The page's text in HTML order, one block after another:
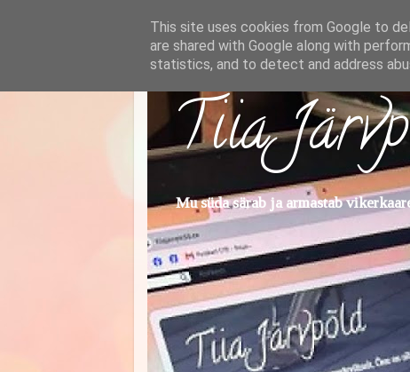
Tiia
Mu süda särab ja armastab
This site uses cookies from Google to
are shared with Google along with
statistics, and to detect and address